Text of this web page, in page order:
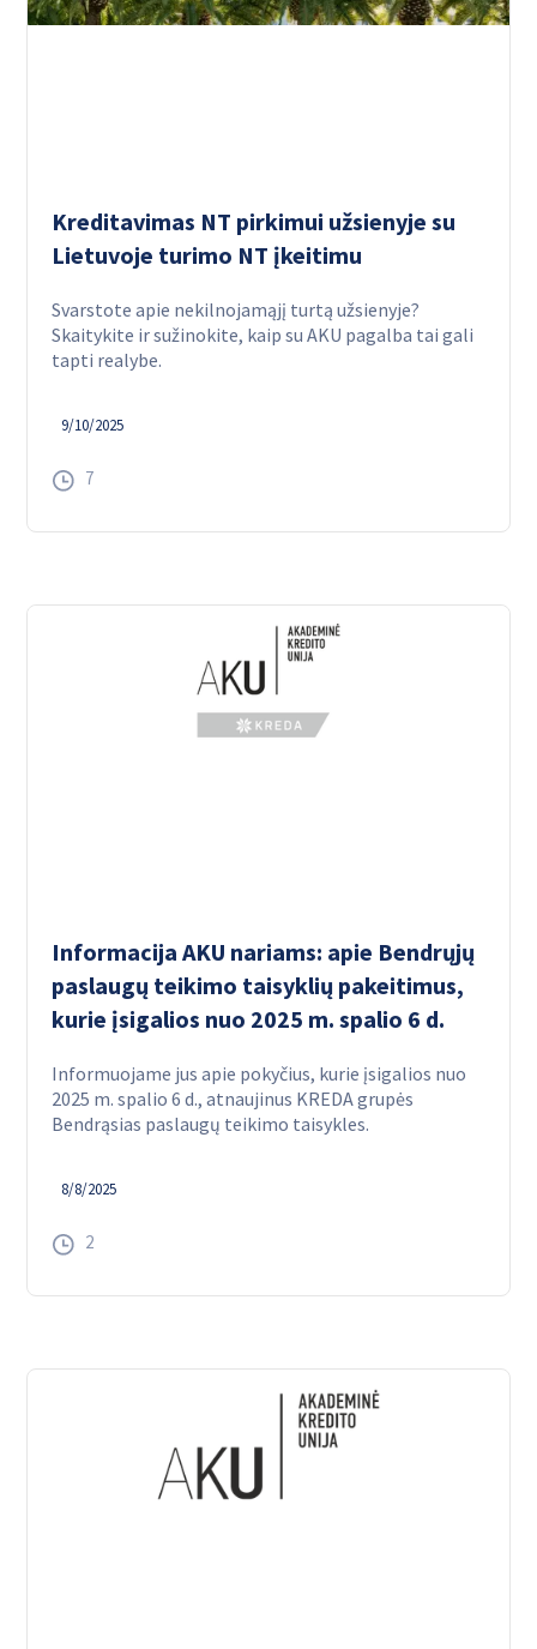
Kreditavimas NT pirkimui užsienyje su
Lietuvoje turimo NT įkeitimu
Svarstote apie nekilnojamąjį turtą užsienyje?
Skaitykite ir sužinokite, kaip su AKU pagalba tai gali
tapti realybe.
9/10/2025
7
Informacija AKU nariams: apie Bendrųjų
paslaugų teikimo taisyklių pakeitimus,
kurie įsigalios nuo 2025 m. spalio 6 d.
Informuojame jus apie pokyčius, kurie įsigalios nuo
2025 m. spalio 6 d., atnaujinus KREDA grupės
Bendrąsias paslaugų teikimo taisykles.
8/8/2025
2